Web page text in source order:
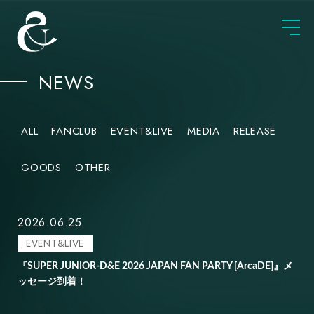
NEWS
ALL FANCLUB EVENT&LIVE MEDIA RELEASE
GOODS OTHER
2026.06.25
EVENT&LIVE
『SUPER JUNIOR-D&E 2026 JAPAN FAN PARTY [ArcaDE]』メ
ッセージ到着！